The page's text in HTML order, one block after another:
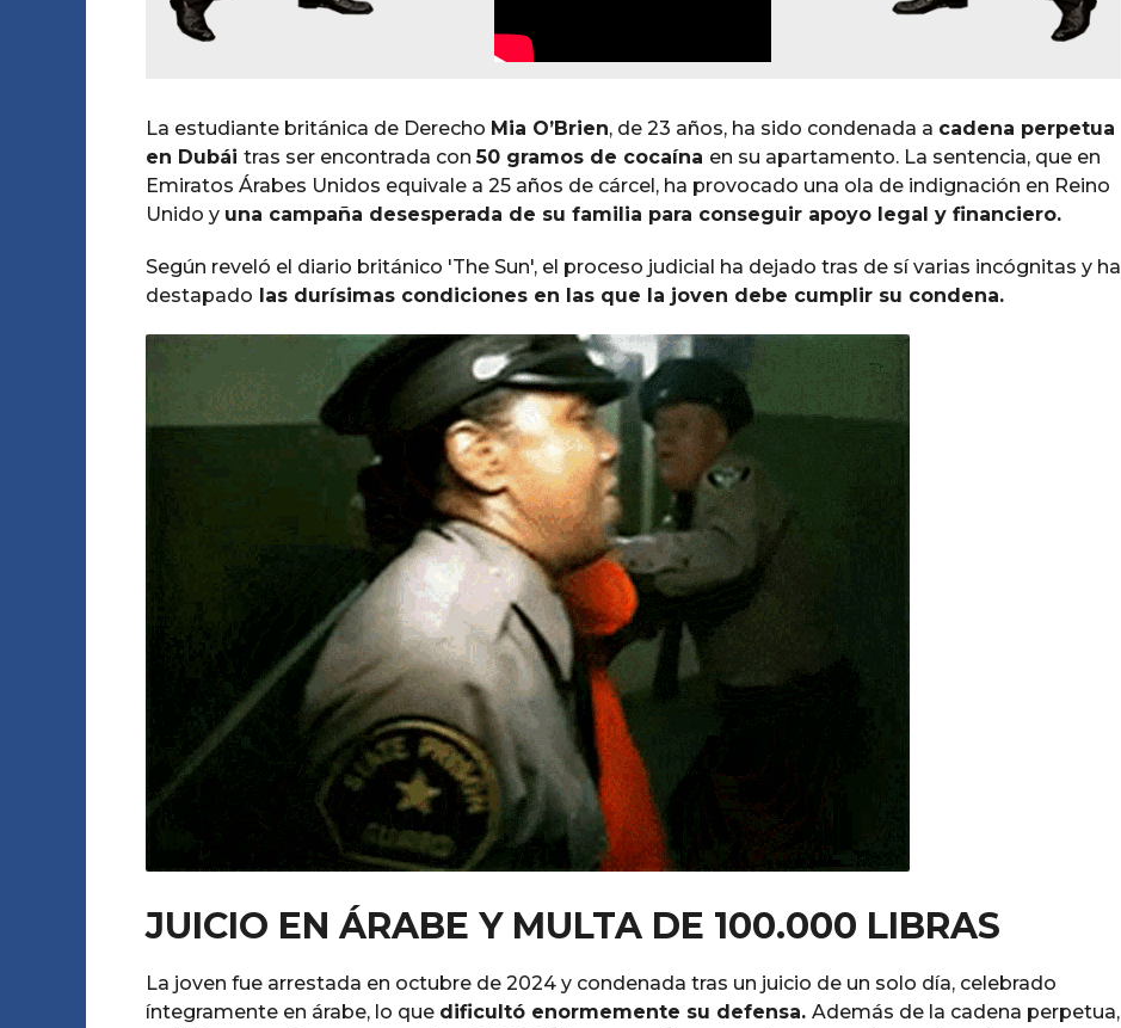
La estudiante británica de Derecho Mia O’Brien, de 23 años, ha sido condenada a cadena perpetua
en Dubái tras ser encontrada con50 gramos de cocaína en su apartamento. La sentencia, que en
Emiratos Árabes Unidos equivale a 25 años de cárcel, ha provocado una ola de indignación en Reino
Unido y una campaña desesperada de su familia para conseguir apoyo legal y financiero.
Según reveló el diario británico 'The Sun', el proceso judicial ha dejado tras de sí varias incógnitas y ha
destapado las durísimas condiciones en las que la joven debe cumplir su condena.
JUICIO EN ÁRABE Y MULTA DE 100.000 LIBRAS
La joven fue arrestada en octubre de 2024 y condenada tras un juicio de un solo día, celebrado
íntegramente en árabe, lo que dificultó enormemente su defensa. Además de la cadena perpetua,